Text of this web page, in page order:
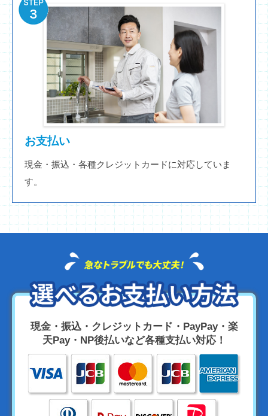
お支払い
現金・振込・各種クレジットカードに対応していま
す。
現金・振込・クレジットカード・PayPay・楽
天Pay・NP後払いなど各種支払い対応！